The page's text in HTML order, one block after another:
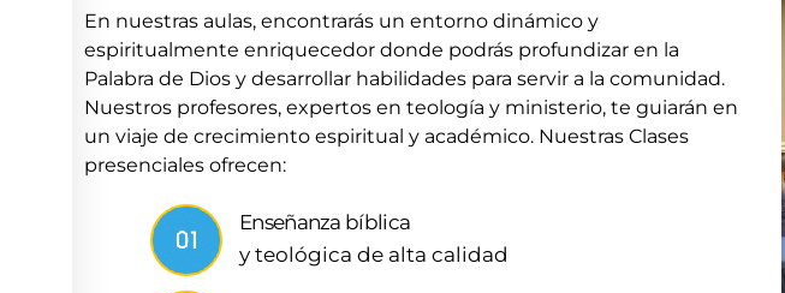
En nuestras aulas, encontrarás un entorno dinámico y
espiritualmente enriquecedor donde podrás profundizar en la
Palabra de Dios y desarrollar habilidades para servir a la comunidad.
Nuestros profesores, expertos en teología y ministerio, te guiarán en
un viaje de crecimiento espiritual y académico. Nuestras Clases
presenciales ofrecen:
Enseñanza bíblica
y teológica de alta calidad